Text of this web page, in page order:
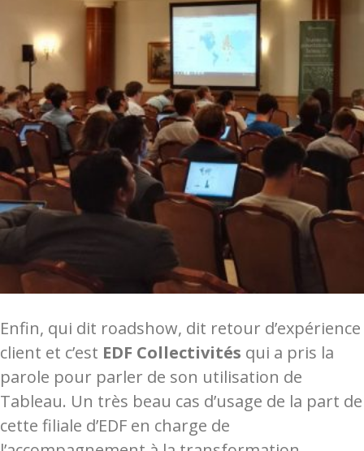
Enfin, qui dit roadshow, dit retour d’expérience
client et c’est EDF Collectivités qui a pris la
parole pour parler de son utilisation de
Tableau. Un très beau cas d’usage de la part de
cette filiale d’EDF en charge de